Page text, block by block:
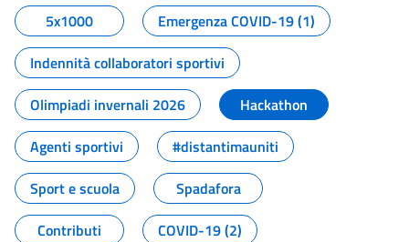
5x1000
Emergenza COVID-19 (1)
Indennità collaboratori sportivi
Olimpiadi invernali 2026
Hackathon
Agenti sportivi
#distantimauniti
Sport e scuola
Spadafora
Contributi
COVID-19 (2)